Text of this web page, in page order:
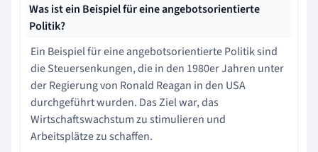
Was ist ein Beispiel für eine angebotsorientierte
Politik?
Ein Beispiel für eine angebotsorientierte Politik sind
die Steuersenkungen, die in den 1980er Jahren unter
der Regierung von Ronald Reagan in den USA
durchgeführt wurden. Das Ziel war, das
Wirtschaftswachstum zu stimulieren und
Arbeitsplätze zu schaffen.